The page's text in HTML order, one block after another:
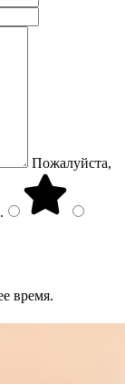
Пожалуйста,
.
время.